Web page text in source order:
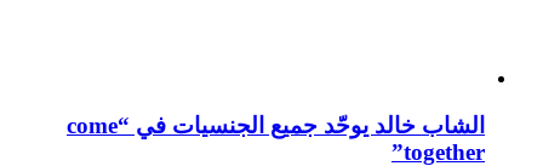
الشاب خالد يوحّد جميع الجنسيات في “come
together”